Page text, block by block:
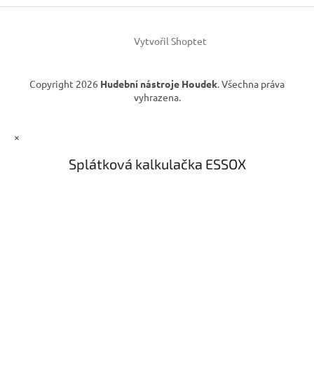
y
ý
s
u
í
Vytvořil Shoptet
Copyright 2026 Hudební nástroje Houdek. Všechna práva
vyhrazena.
×
Splátková kalkulačka ESSOX